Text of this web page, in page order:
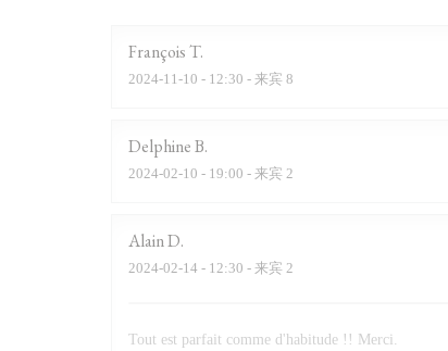
FrançoisT
2024-11-10 - 12:30 - 来宾 8
DelphineB
2024-02-10 - 19:00 - 来宾 2
AlainD
2024-02-14 - 12:30 - 来宾 2
Tout est parfait comme d'habitude !! Merci.